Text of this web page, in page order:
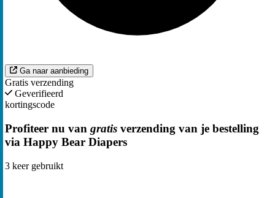
Ga naar aanbieding
Gratis verzending
Geverifieerd
kortingscode
Profiteer nu van gratis verzending van je bestelling
via Happy Bear Diapers
3 keer gebruikt